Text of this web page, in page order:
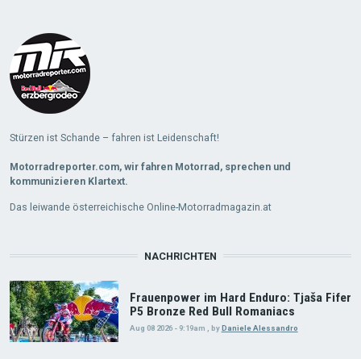
Stürzen ist Schande – fahren ist Leidenschaft!
Motorradreporter.com, wir fahren Motorrad, sprechen und
kommunizieren Klartext.
Das leiwande österreichische Online-Motorradmagazin.at
NACHRICHTEN
Frauenpower im Hard Enduro: Tjaša Fifer
P5 Bronze Red Bull Romaniacs
Aug 08 2026 - 9:19am byDaniele Alessandro